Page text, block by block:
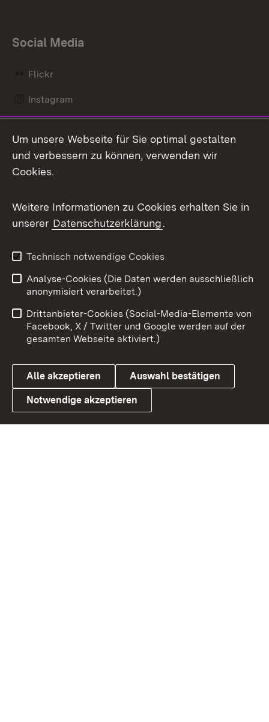
Social Media
Flickr
Instagram
Mastodon
Messenger
Social Wall
X / Twitter
Youtube
Link zum Landesportal
Benutzungshinweise
Barrierefreiheit
Datenschutz
Cookies
Um unsere Webseite für Sie optimal gestalten
und verbessern zu können, verwenden wir
Cookies.
Weitere Informationen zu Cookies erhalten Sie in
unserer Datenschutzerklärung.
Technisch notwendige Cookies
Analyse-Cookies (Die Daten werden ausschließlich
anonymisiert verarbeitet.)
Drittanbieter-Cookies (Social-Media-Elemente von
Facebook, X / Twitter und Google werden auf der
gesamten Webseite aktiviert.)
Alle akzeptieren Auswahl bestätigen
Notwendige akzeptieren